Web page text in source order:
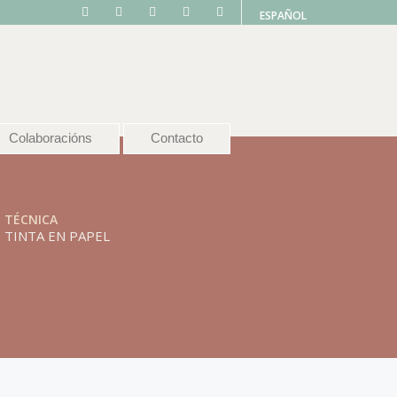
ESPAÑOL
Colaboracións Contacto
TÉCNICA
TINTA EN PAPEL